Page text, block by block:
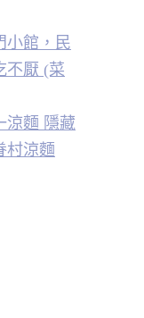
小館，民
不厭 (菜
涼麵 隱藏
村涼麵